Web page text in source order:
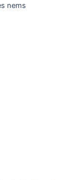
nems